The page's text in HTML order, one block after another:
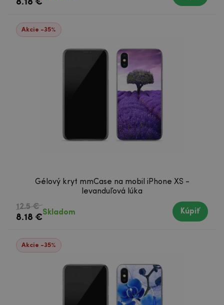
8.18 €
Akcie -35%
Gélový kryt mmCase na mobil iPhone XS -
levanduľová lúka
12.5 €
8.18 €
Skladom Kúpiť
Akcie -35%